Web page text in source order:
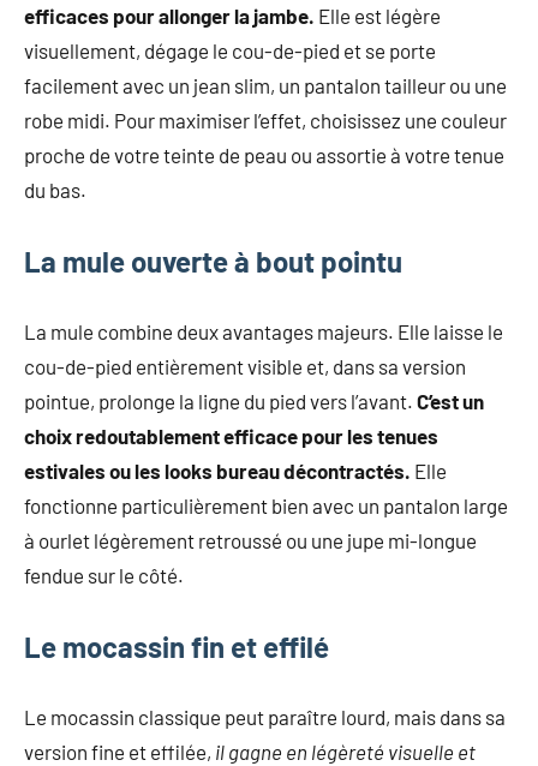
efficaces pour allonger la jambe. Elle est légère
visuellement, dégage le cou-de-pied et se porte
facilement avec un jean slim, un pantalon tailleur ou une
robe midi. Pour maximiser l’effet, choisissez une couleur
proche de votre teinte de peau ou assortie à votre tenue
du bas.
La mule ouverte à bout pointu
La mule combine deux avantages majeurs. Elle laisse le
cou-de-pied entièrement visible et, dans sa version
pointue, prolonge la ligne du pied vers l’avant. C’est un
choix redoutablement efficace pour les tenues
estivales ou les looks bureau décontractés. Elle
fonctionne particulièrement bien avec un pantalon large
à ourlet légèrement retroussé ou une jupe mi-longue
fendue sur le côté.
Le mocassin fin et effilé
Le mocassin classique peut paraître lourd, mais dans sa
version fine et effilée, il gagne en légèreté visuelle et